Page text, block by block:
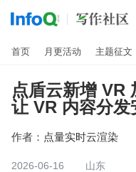
首页 月更活动 主题征文
点盾云新增 VR
让 VR 内容分发
作者： 点量实时云渲染
2026-06-16
山东